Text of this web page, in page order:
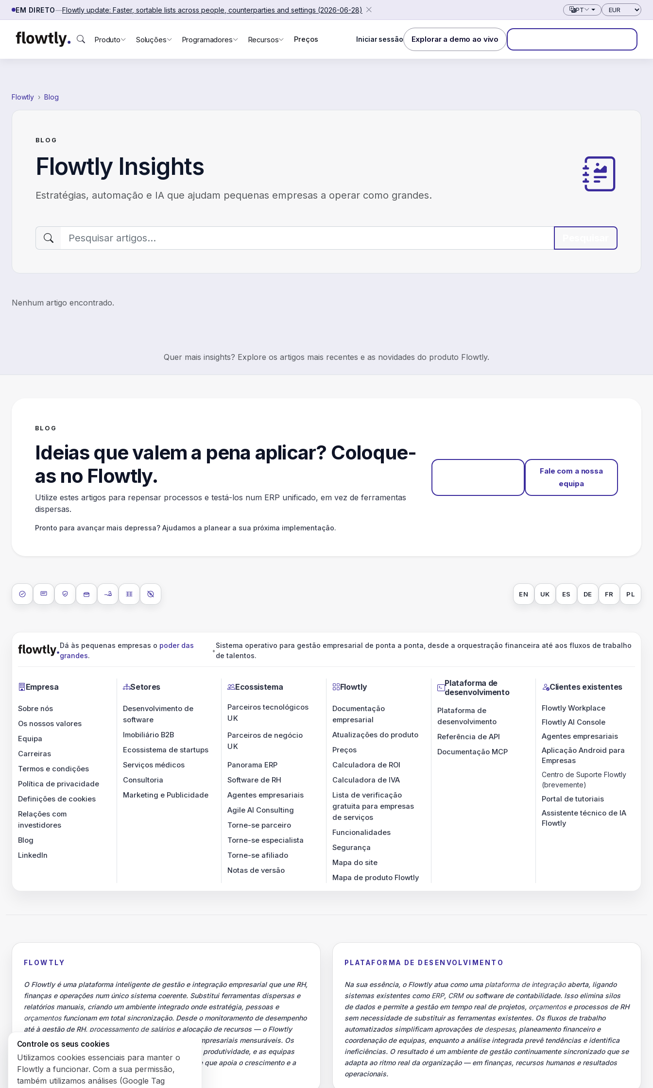
Saltar para o conteúdo
EM DIRETO—Flowtly update: Faster, sortable lists across people, counterparties and settings (2026-06-28) PT Moeda
Produto Soluções Programadores Recursos Preços Iniciar sessão Explorar a demo ao vivo
Flowtly Blog
BLOG
Flowtly Insights
Estratégias, automação e IA que ajudam pequenas empresas a operar como grandes.
Pesquisar
Nenhum artigo encontrado.
Quer mais insights? Explore os artigos mais recentes e as novidades do produto Flowtly.
BLOG
Ideias que valem a pena aplicar? Coloque-
as no Flowtly.
Utilize estes artigos para repensar processos e testá-los num ERP unificado, em vez de ferramentas
dispersas.
Pronto para avançar mais depressa? Ajudamos a planear a sua próxima implementação.
Fale com a nossa
equipa
ISO 27001SOC 2 Type II
RGPDEncriptação de dados em repouso
Encriptação de dados em trânsito
Isolamento de dados
Sem treino de IA com os seus dados
EN UK ES DE FR PL
Dá às pequenas empresas o poder das
grandes.
•
Sistema operativo para gestão empresarial de ponta a ponta, desde a orquestração financeira até aos fluxos de trabalho
de talentos.
Empresa
Sobre nós
Os nossos valores
Equipa
Carreiras
Termos e condições
Política de privacidade
Definições de cookies
Relações com
investidores
Blog
LinkedIn
Setores
Desenvolvimento de
software
Imobiliário B2B
Ecossistema de startups
Serviços médicos
Consultoria
Marketing e Publicidade
Ecossistema
Parceiros tecnológicos
UK
Parceiros de negócio
UK
Panorama ERP
Software de RH
Agentes empresariais
Agile AI Consulting
Torne-se parceiro
Torne-se especialista
Torne-se afiliado
Notas de versão
Flowtly
Documentação
empresarial
Atualizações do produto
Preços
Calculadora de ROI
Calculadora de IVA
Lista de verificação
gratuita para empresas
de serviços
Funcionalidades
Segurança
Mapa do site
Mapa de produto Flowtly
Plataforma de
desenvolvimento
Plataforma de
desenvolvimento
Referência de API
Documentação MCP
Clientes existentes
Flowtly Workplace
Flowtly AI Console
Agentes empresariais
Aplicação Android para
Empresas
Centro de Suporte Flowtly
(brevemente)
Portal de tutoriais
Assistente técnico de IA
Flowtly
FLOWTLY
O Flowtly é uma plataforma inteligente de gestão e integração empresarial que une RH,
finanças e operações num único sistema coerente. Substitui ferramentas dispersas e
relatórios manuais, criando um ambiente integrado onde estratégia, pessoas e
orçamentosfuncionam em total sincronização. Desde o monitoramento de desempenho
até à gestão de RH, processamento de saláriose alocação de recursos — o Flowtly
garante que cada processo se traduz em resultados empresariais mensuráveis. Os
, emprego e produtividade, e as equipas
trabalham num ecossistema organizado e transparente que apoia o crescimento e a
responsabilidade.
PLATAFORMA DE DESENVOLVIMENTO
Na sua essência, o Flowtly atua como uma plataforma de integraçãoaberta, ligando
sistemas existentes como ERP, CRMou software de contabilidade. Isso elimina silos
de dados e permite a gestão em tempo real de projetos, orçamentose processos de RH
sem necessidade de substituir as ferramentas existentes. Os fluxos de trabalho
automatizados simplificam aprovações de despesas, planeamento financeiro e
coordenação de equipas, enquanto a análise integrada prevê tendências e identifica
ineficiências. O resultado é um ambiente de gestão continuamente sincronizado que se
adapta ao ritmo real da organização — em finanças, recursos humanos e resultados
operacionais.
Controle os seus cookies
Utilizamos cookies essenciais para manter o
Flowtly a funcionar. Com a sua permissão,
também utilizamos análises (Google Tag